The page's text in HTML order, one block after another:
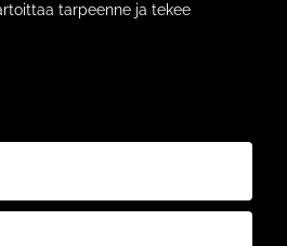
tarpeenne ja tekee